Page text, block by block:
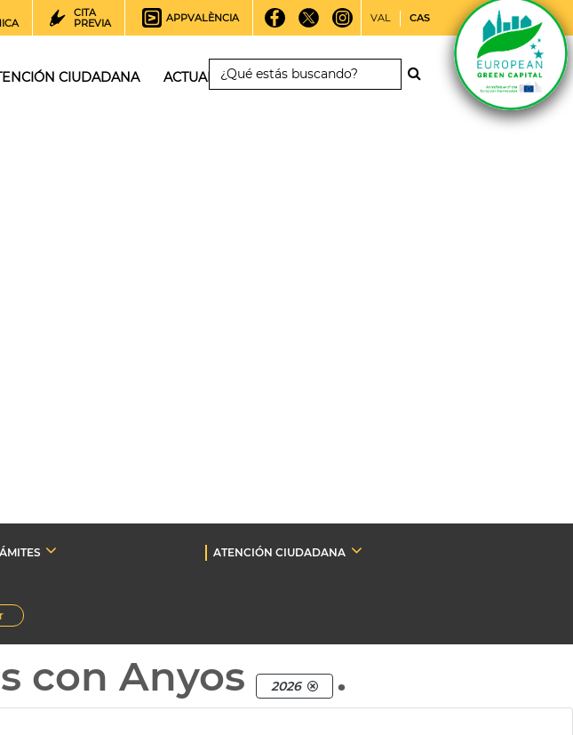
CITA
PREVIA
APPVALÈNCIA VAL CAS
CIUDADANA ACTUALIDAD
ATENCIÓN CIUDADANA
con Anyos 2026 .